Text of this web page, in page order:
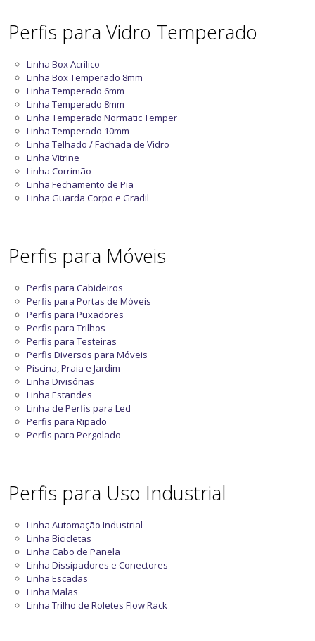
Perfis para Vidro Temperado
Linha Box Acrílico
Linha Box Temperado 8mm
Linha Temperado 6mm
Linha Temperado 8mm
Linha Temperado Normatic Temper
Linha Temperado 10mm
Linha Telhado / Fachada de Vidro
Linha Vitrine
Linha Corrimão
Linha Fechamento de Pia
Linha Guarda Corpo e Gradil
Perfis para Móveis
Perfis para Cabideiros
Perfis para Portas de Móveis
Perfis para Puxadores
Perfis para Trilhos
Perfis para Testeiras
Perfis Diversos para Móveis
Piscina, Praia e Jardim
Linha Divisórias
Linha Estandes
Linha de Perfis para Led
Perfis para Ripado
Perfis para Pergolado
Perfis para Uso Industrial
Linha Automação Industrial
Linha Bicicletas
Linha Cabo de Panela
Linha Dissipadores e Conectores
Linha Escadas
Linha Malas
Linha Trilho de Roletes Flow Rack